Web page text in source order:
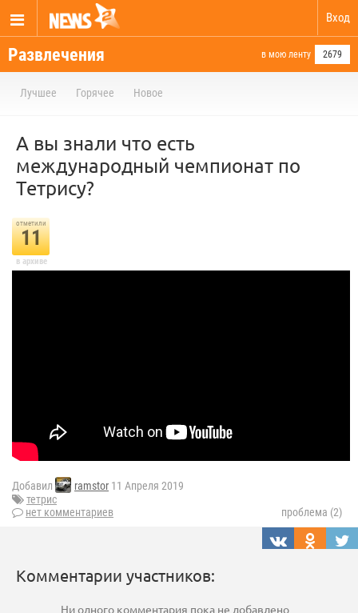
Вход
Развлечения в мою ленту 2679
Лучшее Горячее Новое
А вы знали что есть
международный чемпионат по
Тетрису?
отметили
11
в архиве
Добавил ramstor 11 Апреля 2019
тетрис
нет комментариев
проблема (2)
Комментарии участников:
Ни одного комментария пока не добавлено